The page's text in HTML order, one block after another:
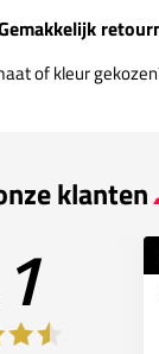
of kleur
klanten